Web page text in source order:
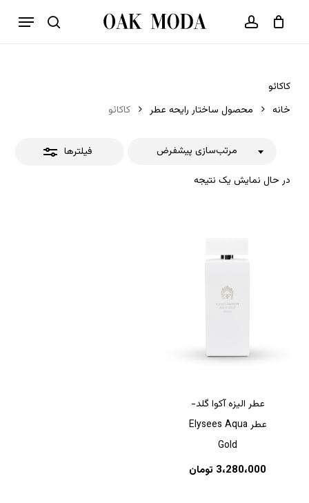
جستجو حساب کاربری
فهرست
سبد خرید بستن
کاکائو
خانه
محصول ساختار رایحه عطر کاکائو
فیلترها
در حال نمایش یک نتیجه
مرتب‌سازی پیشفرض
بستن
عطر الیزه آکوا گلد-
عطر Elysees Aqua
Gold
3،280،000 تومان